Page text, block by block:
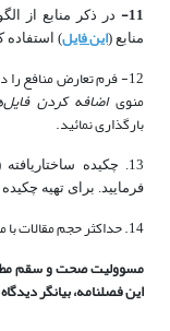
11-
در ذکر منابع از
منابع (این فایل) استفاده
12- فرم تعارض منافع را دانلود و تکمیل نموده (
منویاضافه کردن
بارگذاری نمائید.
فرمایید. برای تهیه
14. حداکثر حجم مقالات با
مسوولیت صحت و سقم
این فصلنامه، بیانگر